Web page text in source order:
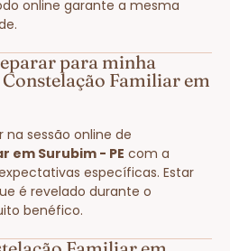
online garante a mesma
para minha
Familiar em
sessão online de
em Surubim - PE com a
específicas. Estar
é revelado durante o
benéfico.